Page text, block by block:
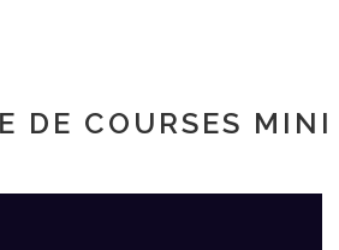
DE COURSES MINI